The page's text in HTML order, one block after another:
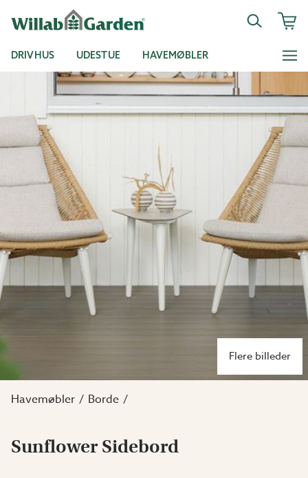
DRIVHUS UDESTUE HAVEMØBLER
Flere billeder
Havemøbler Borde
Sunflower Sidebord